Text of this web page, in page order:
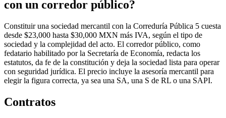
con un corredor público?
Constituir una sociedad mercantil con la Correduría Pública 5 cuesta
desde $23,000 hasta $30,000 MXN más IVA, según el tipo de
sociedad y la complejidad del acto. El corredor público, como
fedatario habilitado por la Secretaría de Economía, redacta los
estatutos, da fe de la constitución y deja la sociedad lista para operar
con seguridad jurídica. El precio incluye la asesoría mercantil para
elegir la figura correcta, ya sea una SA, una S de RL o una SAPI.
Contratos